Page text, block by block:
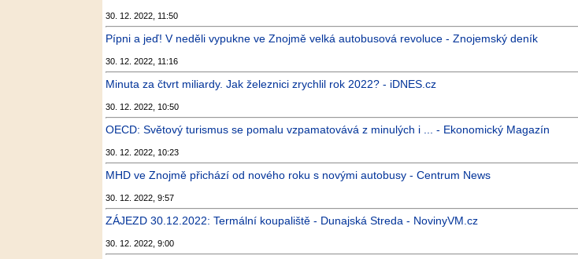
30. 12. 2022, 11:50
Pípni a jeď! V neděli vypukne ve Znojmě velká autobusová revoluce - Znojemský deník
30. 12. 2022, 11:16
Minuta za čtvrt miliardy. Jak železnici zrychlil rok 2022? - iDNES.cz
30. 12. 2022, 10:50
OECD: Světový turismus se pomalu vzpamatovává z minulých i ... - Ekonomický Magazín
30. 12. 2022, 10:23
MHD ve Znojmě přichází od nového roku s novými autobusy - Centrum News
30. 12. 2022, 9:57
ZÁJEZD 30.12.2022: Termální koupaliště - Dunajská Streda - NovinyVM.cz
30. 12. 2022, 9:00